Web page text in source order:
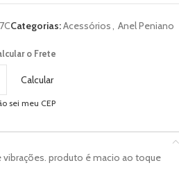
Categorias:Acessórios, Anel Peniano
o Frete
Calcular
sei meu CEP
produto é macio ao toque